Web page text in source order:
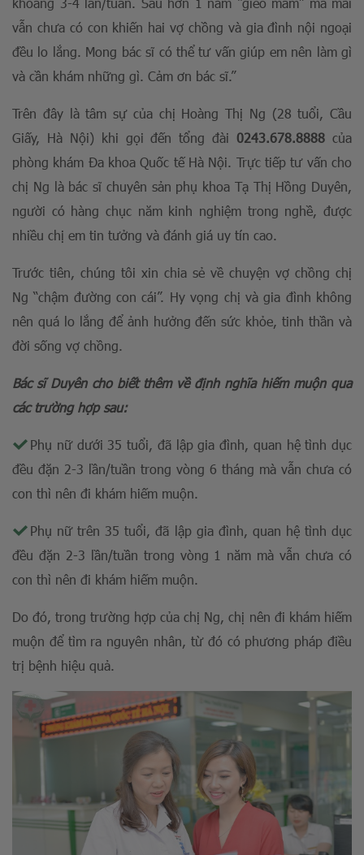
vẫn chưa có con khiến hai vợ chồng và gia đình nội ngoại
đều lo lắng. Mong bác sĩ có thể tư vấn giúp em nên làm gì
và cần khám những gì. Cảm ơn bác sĩ.”
Trên đây là tâm sự của chị Hoàng Thị Ng (28 tuổi, Cầu
Giấy, Hà Nội) khi gọi đến tổng đài0243.678.8888 của
phòng khám Đa khoa Quốc tế Hà Nội. Trực tiếp tư vấn cho
chị Ng là bác sĩ chuyên sản phụ khoa Tạ Thị Hồng Duyên,
người có hàng chục năm kinh nghiệm trong nghề, được
nhiều chị em tin tưởng và đánh giá uy tín cao.
Trước tiên, chúng tôi xin chia sẻ về chuyện vợ chồng chị
Ng “chậm đường con cái”. Hy vọng chị và gia đình không
nên quá lo lắng để ảnh hưởng đến sức khỏe, tinh thần và
đời sống vợ chồng.
Bác sĩ Duyên cho biết thêm về định nghĩa hiếm muộn qua
các trường hợp sau:
Phụ nữ dưới 35 tuổi, đã lập gia đình, quan hệ tình dục
đều đặn 2-3 lần/tuần trong vòng 6 tháng mà vẫn chưa có
con thì nên đi khám hiếm muộn.
Phụ nữ trên 35 tuổi, đã lập gia đình, quan hệ tình dục
đều đặn 2-3 lần/tuần trong vòng 1 năm mà vẫn chưa có
con thì nên đi khám hiếm muộn.
Do đó, trong trường hợp của chị Ng, chị nên đi khám hiếm
muộn để tìm ra nguyên nhân, từ đó có phương pháp điều
trị bệnh hiệu quả.